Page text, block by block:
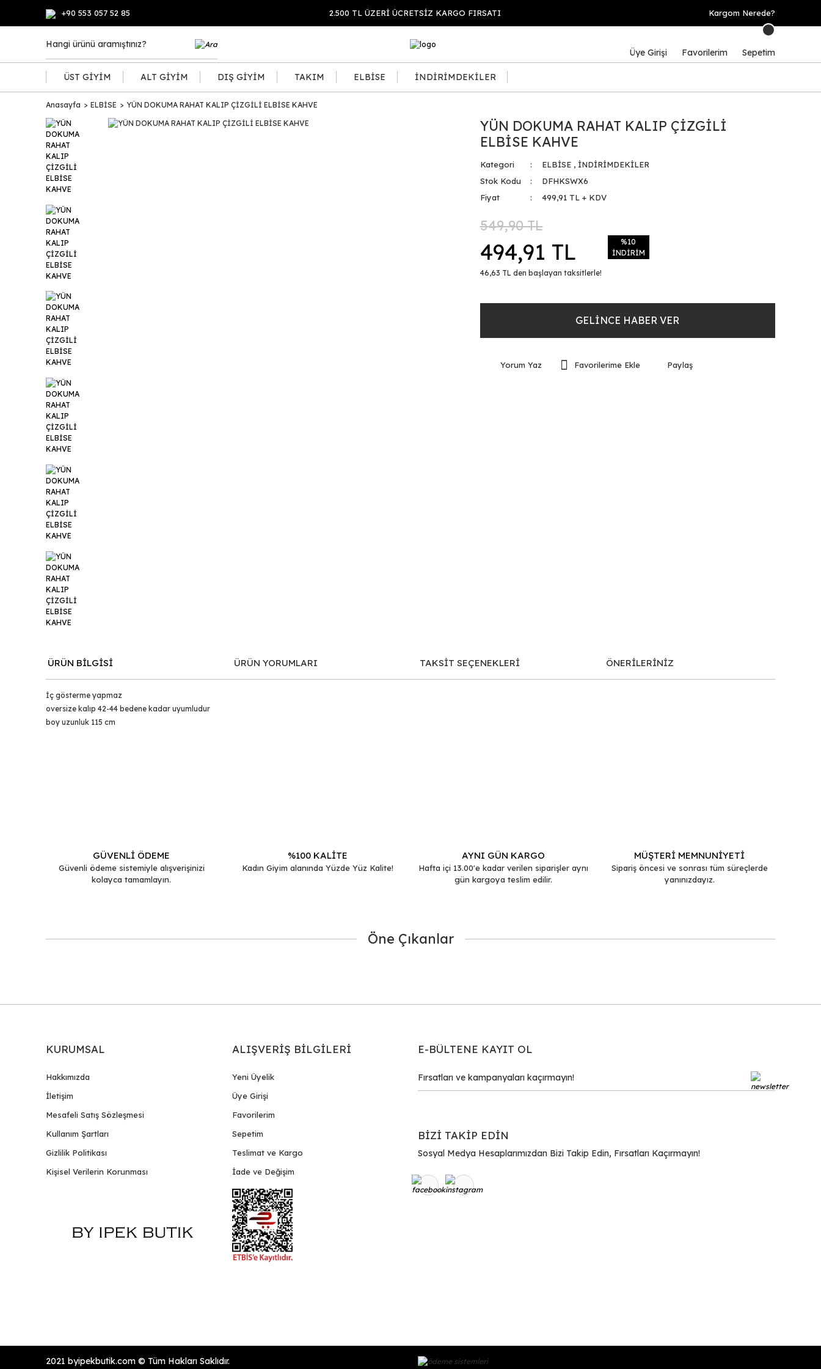
+90 553 057 52 85 2.500 TL ÜZERİ ÜCRETSİZ KARGO FIRSATI Kargom Nerede?
Üye Girişi Favorilerim Sepetim
ÜST GİYİM ALT GİYİM DIŞ GİYİM TAKIM ELBİSE İNDİRİMDEKİLER
Anasayfa ELBİSE YÜN DOKUMA RAHAT KALIP ÇİZGİLİ ELBİSE KAHVE
YÜN DOKUMA RAHAT KALIP ÇİZGİLİ
ELBİSE KAHVE
Kategori ELBİSE , İNDİRİMDEKİLER
Stok Kodu
DFHKSWX6
Fiyat
499,91 TL + KDV
549,90 TL
494,91 TL
46,63 TL den başlayan taksitlerle!
%10
İNDİRİM
GELİNCE HABER VER
Yorum Yaz Paylaş
ÜRÜN BİLGİSİ ÜRÜN YORUMLARI TAKSİT SEÇENEKLERİ ÖNERİLERİNİZ
İç gösterme yapmaz
oversize kalıp 42-44 bedene kadar uyumludur
boy uzunluk 115 cm
Ürün fiyatı diğer sitelerden daha pahalı.
Bu ürüne benzer farklı alternatifler olmalı.
GÜVENLİ ÖDEME
Güvenli ödeme sistemiyle alışverişinizi
kolayca tamamlayın.
%100 KALİTE
Kadın Giyim alanında Yüzde Yüz Kalite!
AYNI GÜN KARGO
Hafta içi 13.00'e kadar verilen siparişler aynı
gün kargoya teslim edilir.
MÜŞTERİ MEMNUNİYETİ
Sipariş öncesi ve sonrası tüm süreçlerde
yanınızdayız.
Öne Çıkanlar
KURUMSAL
Hakkımızda
İletişim
Mesafeli Satış Sözleşmesi
Kullanım Şartları
Gizlilik Politikası
Kişisel Verilerin Korunması
ALIŞVERİŞ BİLGİLERİ
Yeni Üyelik
Üye Girişi
Favorilerim
Sepetim
Teslimat ve Kargo
İade ve Değişim
E-BÜLTENE KAYIT OL
BİZİ TAKİP EDİN
Sosyal Medya Hesaplarımızdan Bizi Takip Edin, Fırsatları Kaçırmayın!
2021 byipekbutik.com © Tüm Hakları Saklıdır.